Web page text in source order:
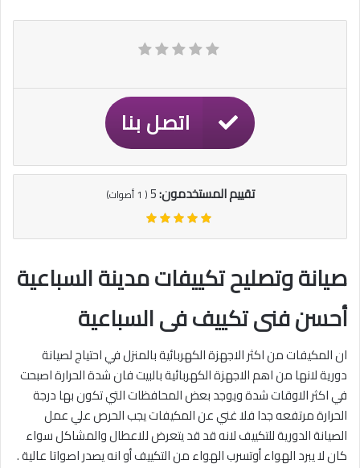
اتصل بنا
تقييم المستخدمون:5
(
1أصوات)
صيانة وتصليح تكييفات مدينة السباعية
أحسن فنى تكييف فى السباعية
ان المكيفات من اكثر الاجهزة الكهربائية بالمنزل في احتياج لصيانة
دورية لانها من اهم الاجهزة الكهربائية بالبيت فان شدة الحرارة اصبحت
في اكثر الاوقات شدة ويوجد بعض المحافظات التي تكون بها درجة
الحرارة مرتفعه جدا فلا غني عن المكيفات يجب الحرص علي عمل
الصيانة الدورية للتكييف لانه قد قد يتعرض للاعطال والمشاكل سواء
كان لا يبرد الهواء أوتسرب الهواء من التكييف أو انه يصدر اصواتا عالية .